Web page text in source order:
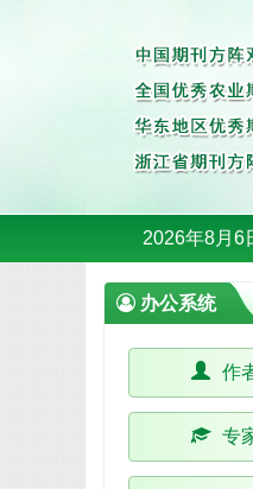
2026年8月6
办公系统
作
专